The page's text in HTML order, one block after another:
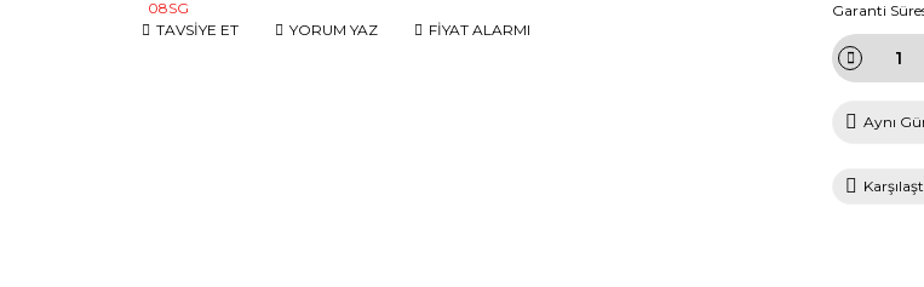
TAVSİYE ET YORUM YAZ FİYAT ALARMI
Garanti
Aynı